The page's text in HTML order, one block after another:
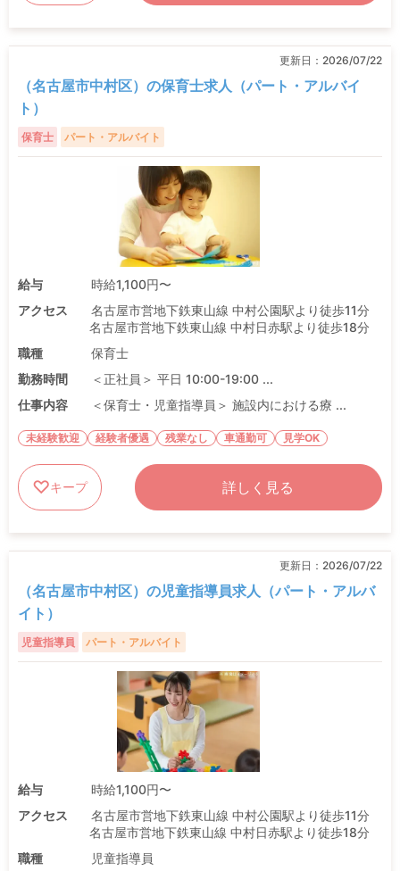
更新日： 2026/07/22
（名古屋市中村区）の保育士求人（パート・アルバイ
ト）
保育士 パート・アルバイト
給与
時給1,100円〜
アクセス
名古屋市営地下鉄東山線 中村公園駅より徒歩11分
名古屋市営地下鉄東山線 中村日赤駅より徒歩18分
職種
保育士
勤務時間
＜正社員＞ 平日 10:00-19:00 ...
仕事内容
＜保育士・児童指導員＞ 施設内における療 ...
未経験歓迎 経験者優遇 残業なし 車通勤可 見学OK
キープ 詳しく見る
更新日： 2026/07/22
（名古屋市中村区）の児童指導員求人（パート・アルバ
イト）
児童指導員 パート・アルバイト
給与
時給1,100円〜
アクセス
名古屋市営地下鉄東山線 中村公園駅より徒歩11分
名古屋市営地下鉄東山線 中村日赤駅より徒歩18分
職種
児童指導員